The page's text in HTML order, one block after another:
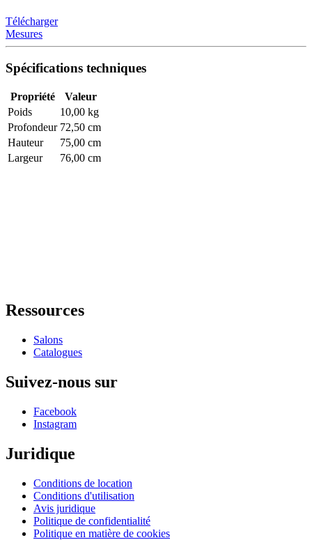
Télécharger
Mesures
Spécifications techniques
Propriété
Valeur
Poids
10,00 kg
Profondeur 72,50 cm
Hauteur
75,00 cm
Largeur
76,00 cm
Ressources
Salons
Catalogues
Suivez-nous sur
Facebook
Instagram
Juridique
Conditions de location
Conditions d'utilisation
Avis juridique
Politique de confidentialité
Politique en matière de cookies